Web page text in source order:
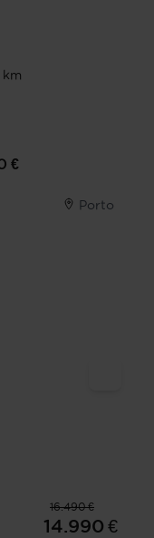
€
Porto
16.490 €
14.990 €